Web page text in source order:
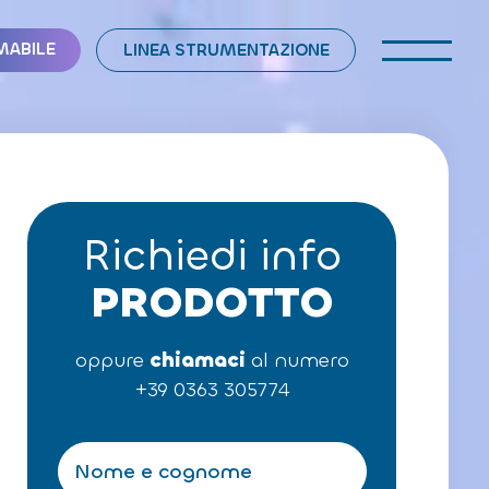
LINEA STRUMENTAZIONE
Richiedi info
PRODOTTO
oppure chiamaci al numero
+39 0363 305774
N
o